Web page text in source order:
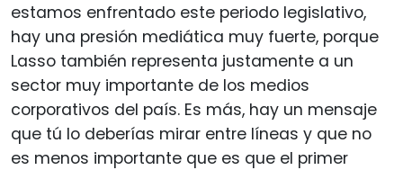
estamos enfrentado este periodo legislativo,
hay una presión mediática muy fuerte, porque
Lasso también representa justamente a un
sector muy importante de los medios
corporativos del país. Es más, hay un mensaje
que tú lo deberías mirar entre líneas y que no
es menos importante que es que el primer